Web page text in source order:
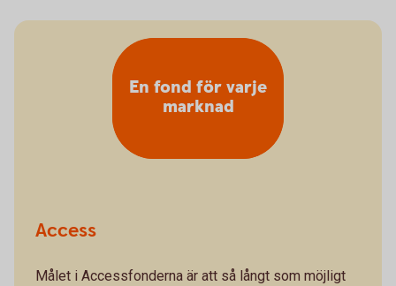
Access
Målet i Accessfonderna är att så långt som möjligt
En fond för varje
marknad